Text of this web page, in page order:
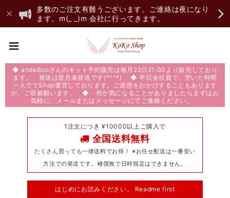
多数のご注文有難うございます。ご連絡は夜になり
ます。m(_ _)m 会社に行ってきます。
◆ andeBooさんのキット予約販売は毎月22日21:00より販売しており
ます。 発送は翌月末発送です(*^^*) ◆ 平日会社員で、空いた時間
一人ででShop運営しております。ご迷惑をおかけすることもあります
が、ご容赦願います。 ◆ 何か気になることがありましたらまずはお
気軽に、メールまたはメッセージにてご連絡ください。
1注文につき ¥10000以上ご購入で
全国送料無料
たくさん買っても一律送料でお得！ ※お任せ配送は一番安い
方法での発送です。補償無で日時指定はできません。
はじめにお読みください。 Readme first